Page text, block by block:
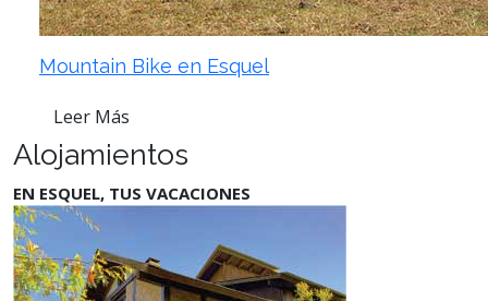
Mountain Bike en Esquel
Leer Más
Alojamientos
EN ESQUEL, TUS VACACIONES